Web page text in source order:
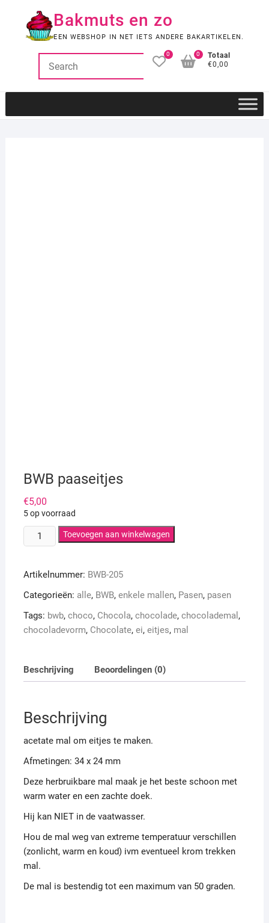
Bakmuts en zo
EEN WEBSHOP IN NET IETS ANDERE BAKARTIKELEN.
0
Totaal
€0,00
0
BWB paaseitjes
€5,00
5 op voorraad
BWB
paaseitjes
Toevoegen aan winkelwagen
Artikelnummer: BWB-205
Categorieën: alle, BWB, enkele mallen, Pasen, pasen
Tags: bwb, choco, Chocola, chocolade, chocolademal ,
chocoladevorm, Chocolate, ei, eitjes, mal
Beschrijving Beoordelingen (0)
Beschrijving
acetate mal om eitjes te maken.
Afmetingen: 34 x 24 mm
Deze herbruikbare mal maak je het beste schoon met
warm water en een zachte doek.
Hij kan NIET in de vaatwasser.
Hou de mal weg van extreme temperatuur verschillen
(zonlicht, warm en koud) ivm eventueel krom trekken
mal.
De mal is bestendig tot een maximum van 50 graden.